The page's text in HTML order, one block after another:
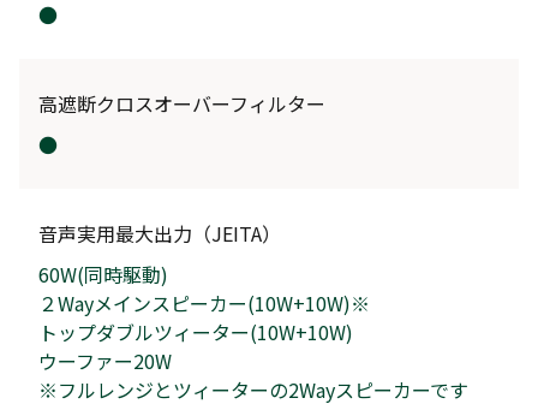
●
高遮断クロスオーバーフィルター
●
音声実用最大出力（JEITA）
60W(同時駆動)
２Wayメインスピーカー(10W+10W)※
トップダブルツィーター(10W+10W)
ウーファー20W
※フルレンジとツィーターの2Wayスピーカーです